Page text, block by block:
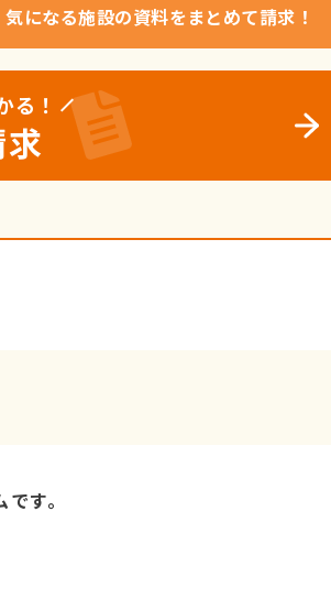
気になる施設の資料をまとめて請求！
る！
す。